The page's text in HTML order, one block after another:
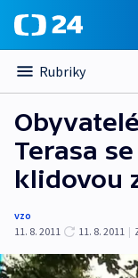
Rubriky
Terasa
klidovou
vzo
11. 8. 2011
11. 8. 2011 |